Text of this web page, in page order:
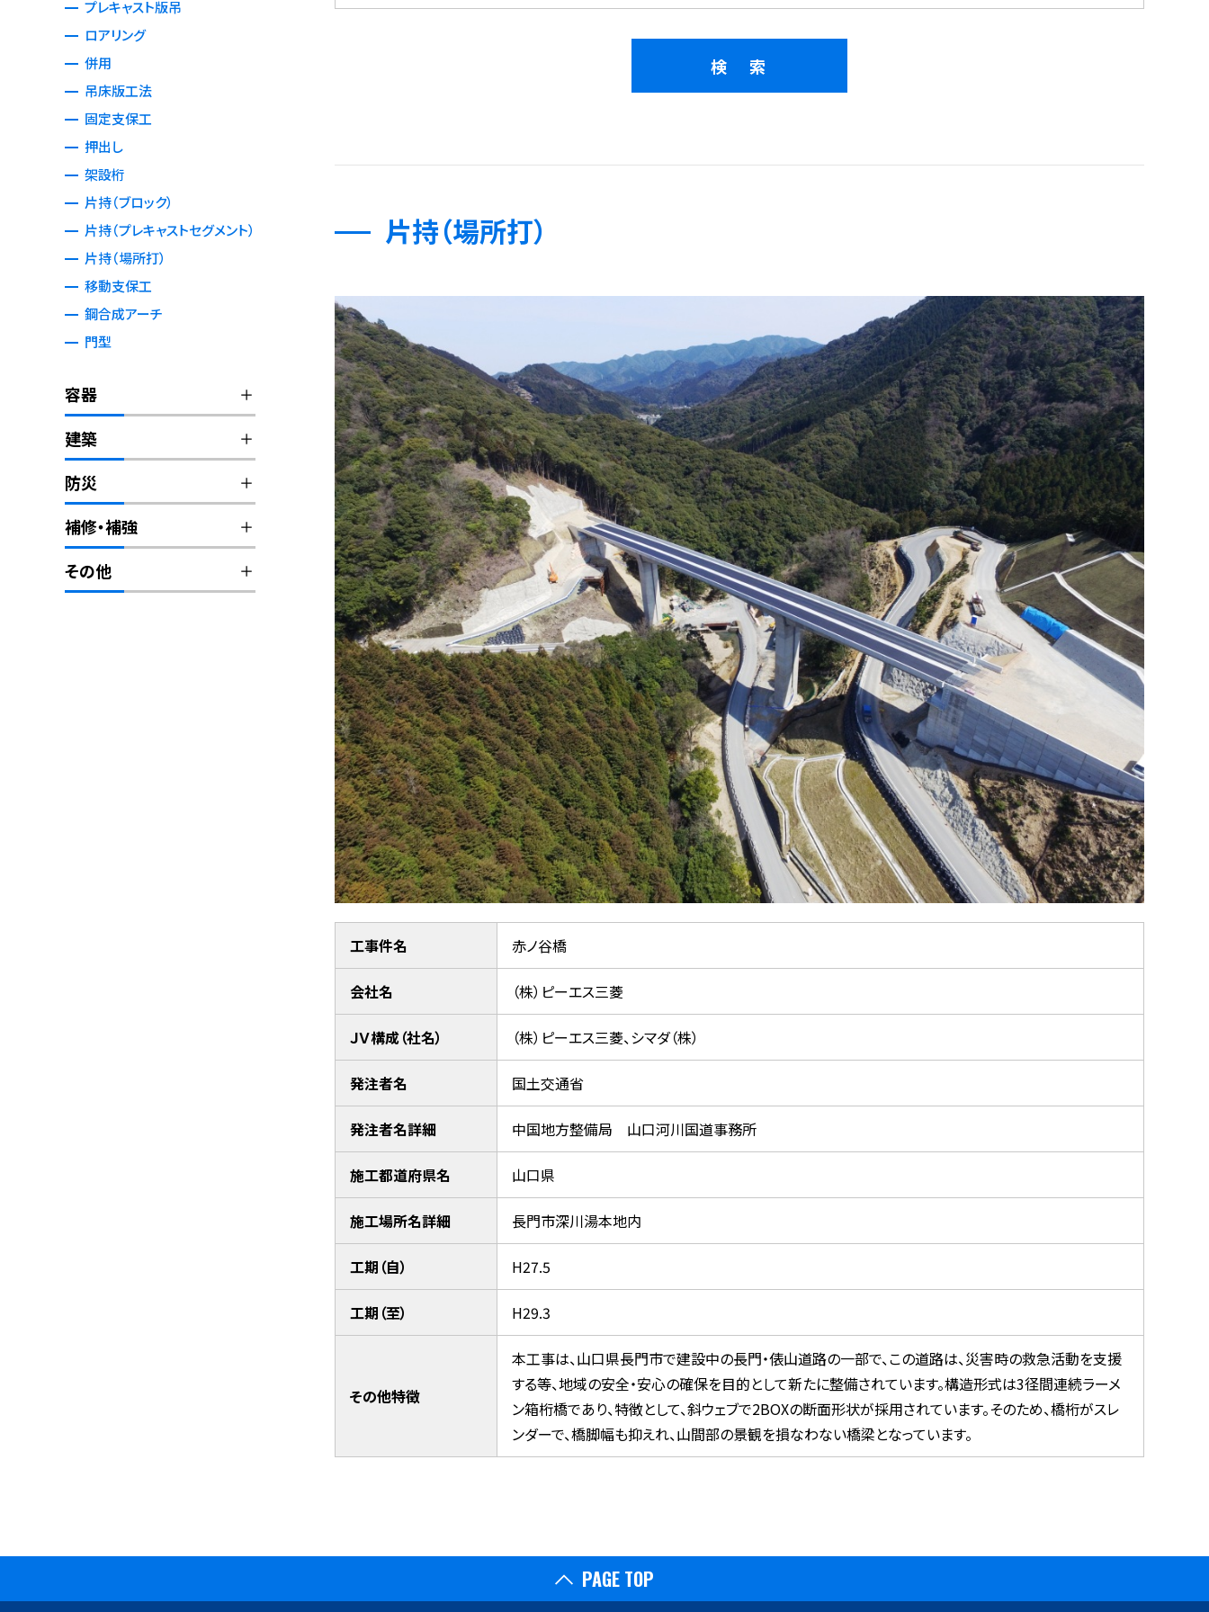
プレキャスト版吊
ロアリング
併用
吊床版工法
固定支保工
押出し
架設桁
片持（ブロック）
片持（プレキャストセグメント）
片持（場所打）
移動支保工
鋼合成アーチ
門型
容器
建築
防災
補修・補強
その他
片持（場所打）
工事件名 赤ノ谷橋
会社名 （株）ピーエス三菱
ＪＶ構成（社名） （株）ピーエス三菱、シマダ（株）
発注者名 国土交通省
発注者名詳細 中国地方整備局 山口河川国道事務所
施工都道府県名 山口県
施工場所名詳細 長門市深川湯本地内
工期（自） H27.5
工期（至） H29.3
その他特徴
本工事は、山口県長門市で建設中の長門・俵山道路の一部で、この道路は、災害時の救急活動を支援
する等、地域の安全・安心の確保を目的として新たに整備されています。構造形式は3径間連続ラーメ
ン箱桁橋であり、特徴として、斜ウェブで2BOXの断面形状が採用されています。そのため、橋桁がスレ
ンダーで、橋脚幅も抑えれ、山間部の景観を損なわない橋梁となっています。
PAGE TOP